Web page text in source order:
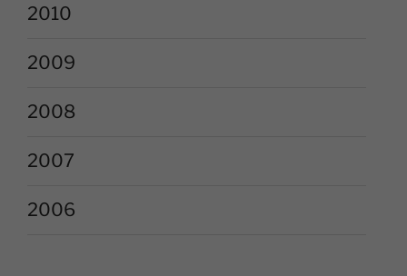
2010
2009
2008
2007
2006